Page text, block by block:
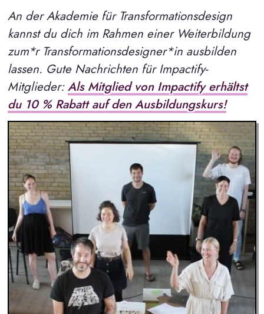
An der Akademie für Transformationsdesign
kannst du dich im Rahmen einer Weiterbildung
zum*r Transformationsdesigner*in ausbilden
lassen. Gute Nachrichten für Impactify-
Mitglieder:Als Mitglied von Impactify erhältst
du 10 % Rabatt auf den Ausbildungskurs!